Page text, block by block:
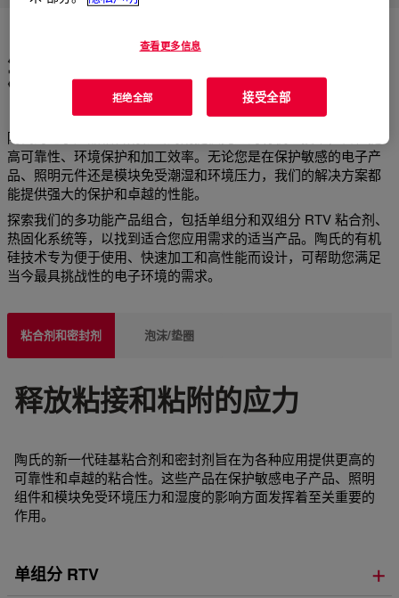
用于电子保护和性能的先进有
机硅解决方案
陶氏的电子产品粘合剂和密封剂提供先进的有机硅技术，旨在提
高可靠性、环境保护和加工效率。无论您是在保护敏感的电子产
品、照明元件还是模块免受潮湿和环境压力，我们的解决方案都
能提供强大的保护和卓越的性能。
探索我们的多功能产品组合，包括单组分和双组分 RTV 粘合剂、
热固化系统等，以找到适合您应用需求的适当产品。陶氏的有机
硅技术专为便于使用、快速加工和高性能而设计，可帮助您满足
当今最具挑战性的电子环境的需求。
粘合剂和密封剂 泡沫/垫圈
释放粘接和粘附的应力
陶氏的新一代硅基粘合剂和密封剂旨在为各种应用提供更高的
可靠性和卓越的粘合性。这些产品在保护敏感电子产品、照明
组件和模块免受环境压力和湿度的影响方面发挥着至关重要的
作用。
单组分 RTV
查看更多信息
拒绝全部 接受全部